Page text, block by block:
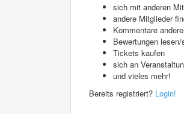
sich mit anderen
andere Mitglieder
Kommentare
Bewertungen
Tickets kaufen
sich an
und vieles mehr!
Bereits registriert? Login!